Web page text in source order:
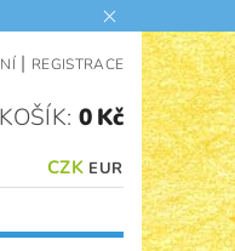
| REGISTRACE
CZK EUR
KOŠÍK: 0 Kč